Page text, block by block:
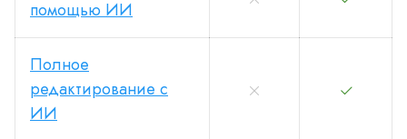
помощью ИИ
Полное
редактирование с
ИИ